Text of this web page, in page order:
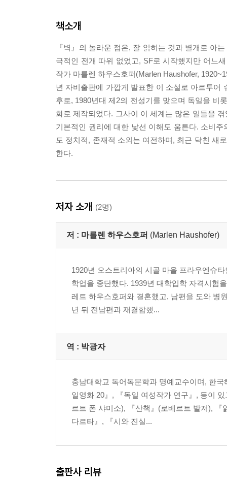
책소개
『벽』의 놀라운 점은, 잘 읽히는 것과 별개로 아
극적인 전개 따위 없었고, SF로 시작했지만 어느
작가 마를렌 하우스호퍼(Marlen Haushofer,
년 자비출판에 가깝게 발표한 이 소설로 아르투어
후로, 1980년대 제2의 전성기를 맞으며 독일을 비
화로 제작되었다. 그사이 이 세계는 많은 일들을
기본적인 권리에 대한 낯선 이해도 움튼다. 소비
도 정치적, 존재적 소외는 여전하며, 최근 닥친 새
한다.
저자 소개 (2명)
저 : 마를렌 하우스호퍼 (Marlen Haushofer)
1920년 오스트리아의 시골 마을 프라우엔슈
학업을 중단했다. 1939년 대학입학 자격시험
레트 하우스호퍼와 결혼했고, 남편을 도와 병
년 뒤 전남편과 재결합했...
역 : 박광자
충남대학교 독어독문학과 명예교수이며, 한
일영화 20』, 『독일 여성작가 연구』, 등이
르트 폰 샤미소), 『산책』(로베르트 발저),
다르타』, 『시와 진실...
출판사 리뷰